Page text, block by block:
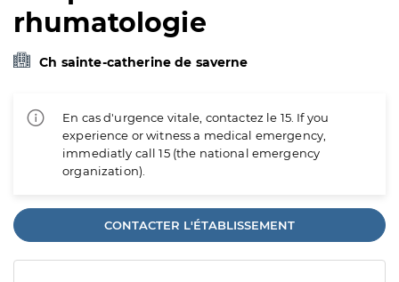
rhumatologie
Ch sainte-catherine de saverne
En cas d'urgence vitale, contactez le 15. If you
experience or witness a medical emergency,
immediatly call 15 (the national emergency
organization).
CONTACTER L'ÉTABLISSEMENT